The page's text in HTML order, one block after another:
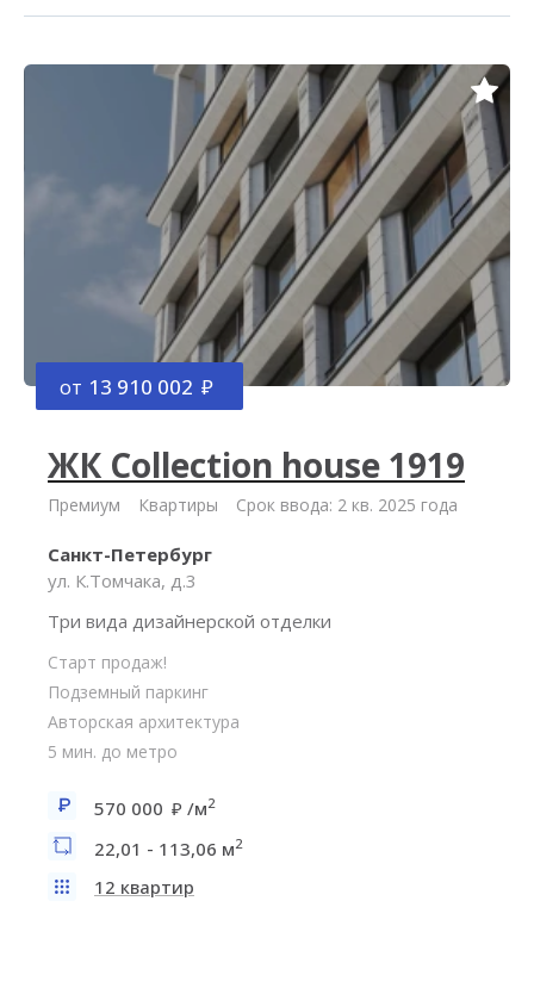
от 13 910 002
ЖК Collection house 1919
Премиум Квартиры Срок ввода: 2 кв. 2025 года
Санкт-Петербург
ул. К.Томчака, д.3
Три вида дизайнерской отделки
Старт продаж!
Подземный паркинг
Авторская архитектура
5 мин. до метро
570 000 /м2
22,01 - 113,06 м2
12 квартир